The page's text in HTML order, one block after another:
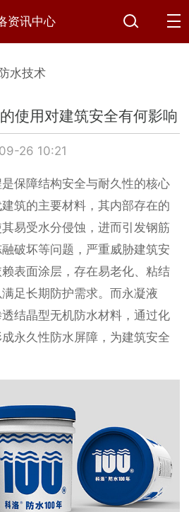
资讯中心
水技术
使用对建筑安全有何影响
26 10:21
保障结构安全与耐久性的核心
筑的主要材料，其内部存在的
易受水分侵蚀，进而引发钢筋
破坏等问题，严重威胁建筑安
表面涂层，存在易老化、粘结
足长期防护需求。而永凝液
结晶型无机防水材料，通过化
永久性防水屏障，为建筑安全